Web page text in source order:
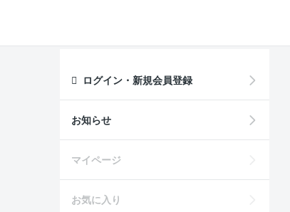
ログイン・新規会員登録
お知らせ
マイページ
お気に入り